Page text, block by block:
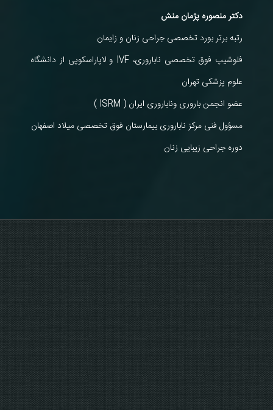
دکتر منصوره پژمان منش
رتبه برتر بورد تخصصی جراحی زنان و زایمان
فلوشیپ فوق تخصصی ناباروری، IVF و لاپاراسکوپی از دانشگاه
علوم پزشکی تهران
عضو انجمن باروری وناباروری ایران ( ISRM )
مسؤول فنی مرکز ناباروری بیمارستان فوق تخصصی میلاد اصفهان
دوره جراحی زیبایی زنان